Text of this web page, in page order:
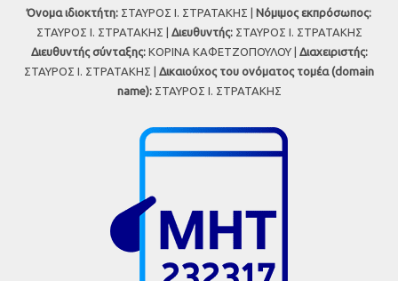
Όνομα ιδιοκτήτη: ΣΤΑΥΡΟΣ Ι. ΣΤΡΑΤΑΚΗΣ | Νόμιμος εκπρόσωπος:
ΣΤΑΥΡΟΣ Ι. ΣΤΡΑΤΑΚΗΣ | Διευθυντής:ΣΤΑΥΡΟΣ Ι. ΣΤΡΑΤΑΚΗΣ
Διευθυντής σύνταξης:ΚΟΡΙΝΑ ΚΑΦΕΤΖΟΠΟΥΛΟΥ | Διαχειριστής:
ΣΤΑΥΡΟΣ Ι. ΣΤΡΑΤΑΚΗΣ | Δικαιούχος του ονόματος τομέα (domain
name):ΣΤΑΥΡΟΣ Ι. ΣΤΡΑΤΑΚΗΣ